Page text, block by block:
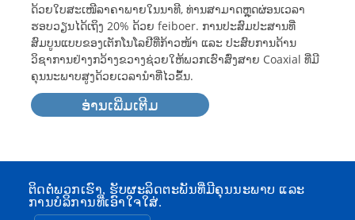
ດ້ວຍໃບສະເໜີລາຄາພາຍໃນນາທີ, ທ່ານສາມາດຫຼຸດຜ່ອນເວລາ
ຮອບວຽນໄດ້ເຖິງ 20% ດ້ວຍ feiboer. ການປະສົມປະສານທີ່
ສົມບູນແບບຂອງເຕັກໂນໂລຢີທີ່ກ້າວໜ້າ ແລະ ປະສົບການດ້ານ
ວິຊາການຢ່າງກວ້າງຂວາງຊ່ວຍໃຫ້ພວກເຮົາສົ່ງສາຍ Coaxial ທີ່ມີ
ຄຸນນະພາບສູງດ້ວຍເວລານຳທີ່ໄວຂຶ້ນ.
ອ່ານເພີ່ມເຕີມ
ຕິດຕໍ່ພວກເຮົາ, ຮັບຜະລິດຕະພັນທີ່ມີຄຸນນະພາບ ແລະ
ການບໍລິການທີ່ເອົາໃຈໃສ່.